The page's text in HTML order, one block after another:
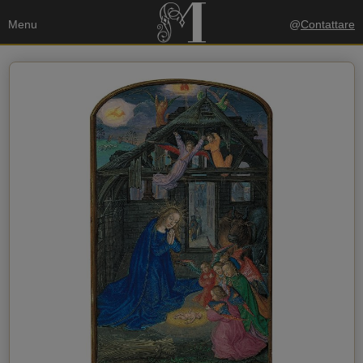
Menu @Contattare
I tuoi dati
Invia una copia alla mia email
Accetto la
politica sulla privacy
Dati del destinatario